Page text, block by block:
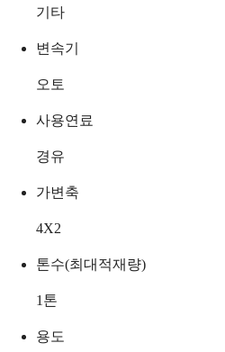
기타
변속기
오토
사용연료
경유
가변축
4X2
톤수(최대적재량)
1 톤
용도